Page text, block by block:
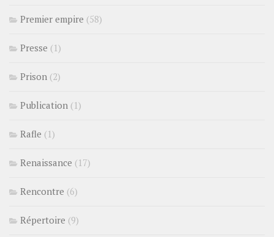
Premier empire (58)
Presse (1)
Prison (2)
Publication (1)
Rafle (1)
Renaissance (17)
Rencontre (6)
Répertoire (9)